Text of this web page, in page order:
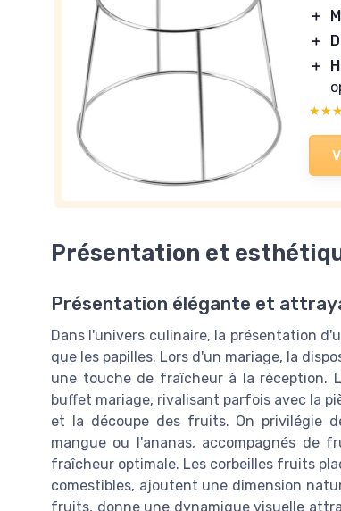
＋
＋
＋
Présentation et
Présentation élégante et
Dans l'univers culinaire, la présentation
que les papilles. Lors d'un mariage, la
une touche de fraîcheur à la réception.
buffet mariage, rivalisant parfois avec la
et la découpe des fruits. On privilégie
mangue ou l'ananas, accompagnés de
fraîcheur optimale. Les corbeilles fruits
comestibles, ajoutent une dimension
fruits, donne une dynamique visuelle